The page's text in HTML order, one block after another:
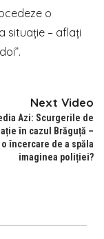
o
situație – aflați
Next Video
Azi: Scurgerile de
în cazul Brăguță –
o încercare de a spăla
imaginea poliției?